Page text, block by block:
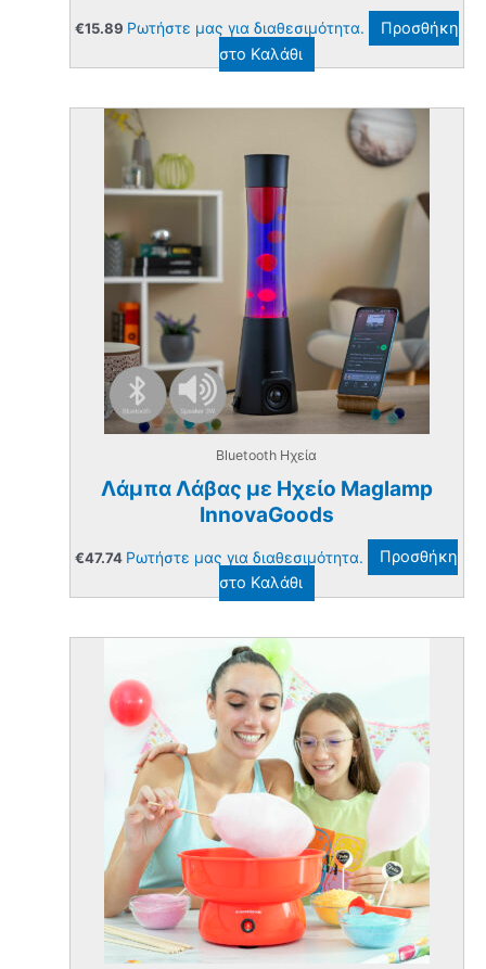
€15.89 Ρωτήστε μας για διαθεσιμότητα.
Προσθήκη
στο Καλάθι
Bluetooth Ηχεία
Λάμπα Λάβας με Ηχείο Maglamp
InnovaGoods
€47.74 Ρωτήστε μας για διαθεσιμότητα.
Προσθήκη
στο Καλάθι